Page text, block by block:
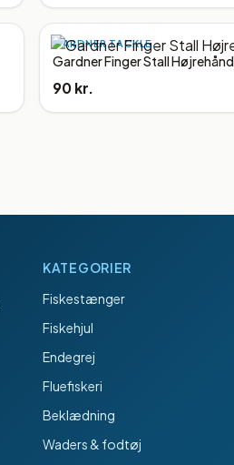
GARDNER TACKLE
Gardner Finger Stall Højrehånd
90 kr.
KATEGORIER
Fiskestænger
Fiskehjul
Endegrej
Fluefiskeri
Beklædning
Waders & fodtøj